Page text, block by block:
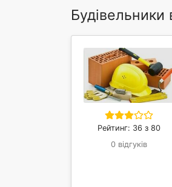
Рейтинг: 36 з 80
0 відгуків